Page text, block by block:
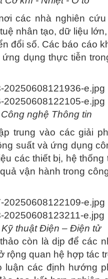
các nhà nghiên
nhân tạo, dữ liệu
đổi số. Các báo cáo
dụng thực tiễn
nghệ Thông tin
trung vào các giải
suất và ứng dụng
các thiết bị, hệ thống
vận hành trong
thuật Điện – Điện tử
còn là dịp để các
rộng quan hệ hợp tác
các định hướng